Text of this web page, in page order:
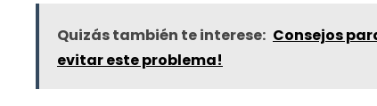
Quizás también te interese: Consejos
evitar este problema!